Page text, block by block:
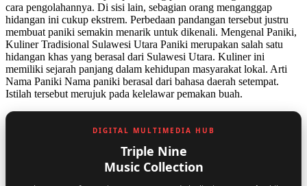
cara pengolahannya. Di sisi lain, sebagian orang menganggap
hidangan ini cukup ekstrem. Perbedaan pandangan tersebut justru
membuat paniki semakin menarik untuk dikenali. Mengenal Paniki,
Kuliner Tradisional Sulawesi Utara Paniki merupakan salah satu
hidangan khas yang berasal dari Sulawesi Utara. Kuliner ini
memiliki sejarah panjang dalam kehidupan masyarakat lokal. Arti
Nama Paniki Nama paniki berasal dari bahasa daerah setempat.
Istilah tersebut merujuk pada kelelawar pemakan buah.
DIGITAL MULTIMEDIA HUB
Triple Nine
Music Collection